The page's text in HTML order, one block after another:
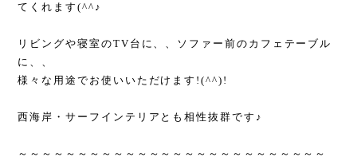
てくれます(^^♪
リビングや寝室のTV台に、、ソファー前のカフェテーブル
に、、
様々な用途でお使いいただけます!(^^)!
西海岸・サーフインテリアとも相性抜群です♪
～～～～～～～～～～～～～～～～～～～～～～～～～～